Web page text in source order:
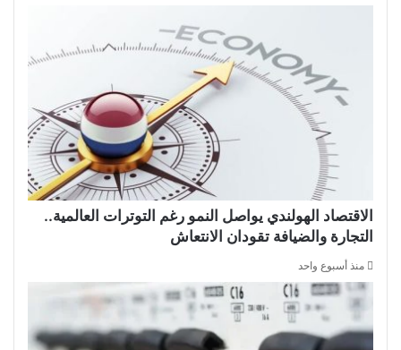
الاقتصاد الهولندي يواصل النمو رغم التوترات العالمية..
التجارة والضيافة تقودان الانتعاش
منذ أسبوع واحد